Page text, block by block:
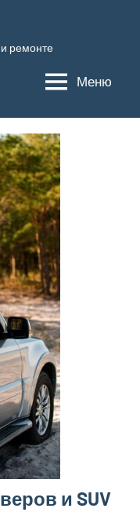
и ремонте
Меню
и SUV